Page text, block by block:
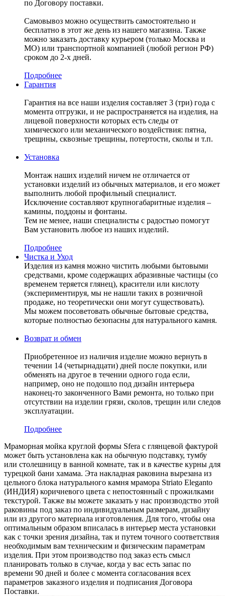
по Договору поставки.
Самовывоз можно осуществить самостоятельно и
бесплатно в этот же день из нашего магазина. Также
можно заказать доставку курьером (только Москва и
МО) или транспортной компанией (любой регион РФ)
сроком до 2-х дней.
Подробнее
Гарантия
Гарантия на все наши изделия составляет 3 (три) года с
момента отгрузки, и не распространяется на изделия, на
лицевой поверхности которых есть следы от
химического или механического воздействия: пятна,
трещины, сквозные трещины, потертости, сколы и т.п.
Установка
Монтаж наших изделий ничем не отличается от
установки изделий из обычных материалов, и его может
выполнить любой профильный специалист.
Исключение составляют крупногабаритные изделия –
камины, поддоны и фонтаны.
Тем не менее, наши специалисты с радостью помогут
Вам установить любое из наших изделий.
Подробнее
Чистка и Уход
Изделия из камня можно чистить любыми бытовыми
средствами, кроме содержащих абразивные частицы (со
временем теряется глянец), красители или кислоту
(экспериментируя, мы не нашли таких в розничной
продаже, но теоретически они могут существовать).
Мы можем посоветовать обычные бытовые средства,
которые полностью безопасны для натурального камня.
Возврат и обмен
Приобретенное из наличия изделие можно вернуть в
течении 14 (четырнадцати) дней после покупки, или
обменять на другое в течении одного года если,
например, оно не подошло под дизайн интерьера
наконец-то законченного Вами ремонта, но только при
отсутствии на изделии грязи, сколов, трещин или следов
эксплуатации.
Подробнее
Мраморная мойка круглой формы Sfera с глянцевой фактурой
может быть установлена как на обычную подставку, тумбу
или столешницу в ванной комнате, так и в качестве курны для
турецкой бани хамама. Эта накладная раковина вырезана из
цельного блока натурального камня мрамора Striato Eleganto
(ИНДИЯ) коричневого цвета c непостоянный с прожилками
текстурой. Также вы можете заказать у нас производство этой
раковины под заказ по индивидуальным размерам, дизайну
или из другого материала изготовления. Для того, чтобы она
оптимальным образом вписалась в интерьер места установки
как с точки зрения дизайна, так и путем точного соответствия
необходимым вам техническим и физическим параметрам
изделия. При этом производство под заказ есть смысл
планировать только в случае, когда у вас есть запас по
времени 90 дней и более с момента согласования всех
параметров заказного изделия и подписания Договора
Поставки.